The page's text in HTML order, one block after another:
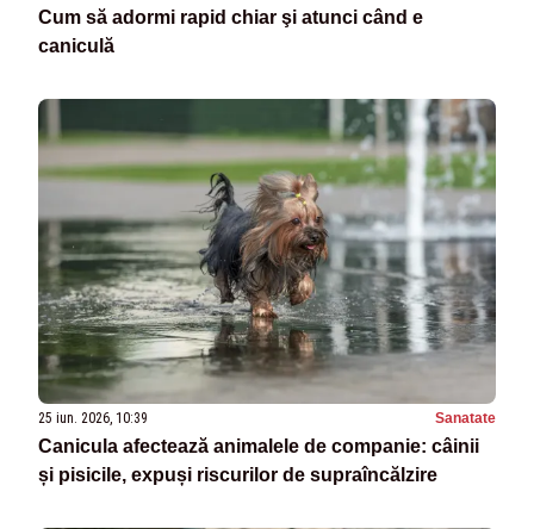
Cum să adormi rapid chiar şi atunci când e
caniculă
25 iun. 2026, 10:39 Sanatate
Canicula afectează animalele de companie: câinii
și pisicile, expuși riscurilor de supraîncălzire